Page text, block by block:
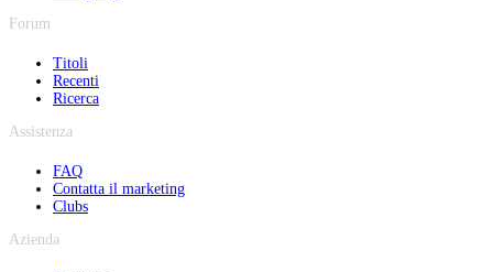
Forum
Titoli
Recenti
Ricerca
Assistenza
FAQ
Contatta il marketing
Clubs
Azienda